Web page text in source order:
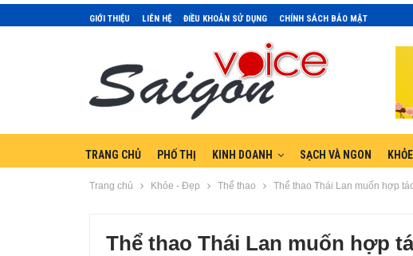
GIỚI THIỆU LIÊN HỆ ĐIỀU KHOẢN SỬ DỤNG CHÍNH SÁCH BẢO MẬT
TRANG CHỦ PHỐ THỊ KINH DOANH SẠCH VÀ NGON
Trang chủ Khỏe - Đẹp Thể thao Thể thao Thái Lan muốn hợp
Thể thao Thái Lan muốn hợp